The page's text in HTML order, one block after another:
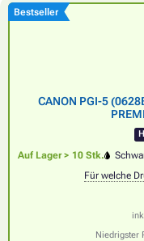
Bestseller
CANON PGI-5
Auf Lager > 10 Stk.
Für welche
Niedrigster